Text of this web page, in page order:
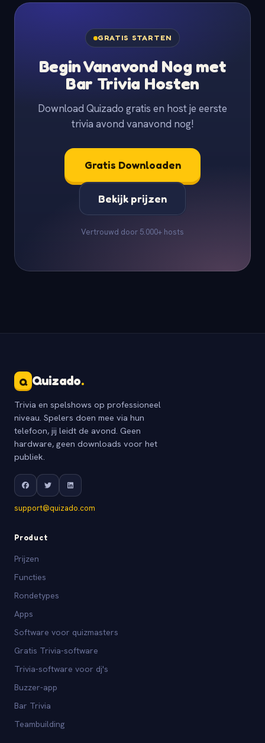
GRATIS STARTEN
Begin Vanavond Nog met
Bar Trivia Hosten
Download Quizado gratis en host je eerste
trivia avond vanavond nog!
Gratis Downloaden
Bekijk prijzen
Vertrouwd door 5.000+ hosts
Q Quizado.
Trivia en spelshows op professioneel
niveau. Spelers doen mee via hun
telefoon, jij leidt de avond. Geen
hardware, geen downloads voor het
publiek.
support@quizado.com
Product
Prijzen
Functies
Rondetypes
Apps
Software voor quizmasters
Gratis Trivia-software
Trivia-software voor dj's
Buzzer-app
Bar Trivia
Teambuilding